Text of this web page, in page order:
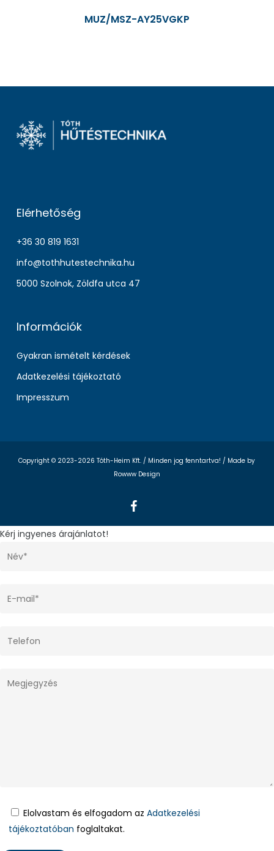
MUZ/MSZ-AY25VGKP
Elérhetőség
+36 30 819 1631
info@tothhutestechnika.hu
5000 Szolnok, Zöldfa utca 47
Információk
Gyakran ismételt kérdések
Adatkezelési tájékoztató
Impresszum
Copyright © 2023-2026 Tóth-Heim Kft. / Minden jog fenntartva! / Made by
Rowww Design
facebook
Kérj ingyenes árajánlatot!
Elolvastam és elfogadom az Adatkezelési
tájékoztatóban foglaltakat.